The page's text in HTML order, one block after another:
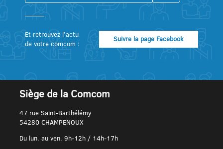
Et retrouvez l’actu
de votre comcom :
Suivre la page Facebook
Siège de la Comcom
47 rue Saint-Barthélémy
54280 CHAMPENOUX
Du lun. au ven. 9h-12h / 14h-17h